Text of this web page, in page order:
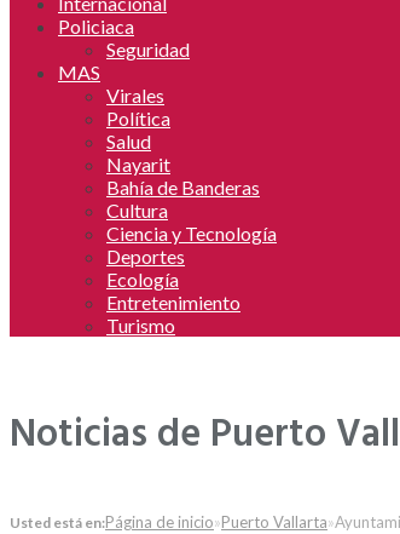
Policiaca
Seguridad
MAS
Virales
Política
Salud
Nayarit
Bahía de Banderas
Cultura
Ciencia y Tecnología
Deportes
Ecología
Entretenimiento
Turismo
Noticias de Puerto
Usted está en:Página de inicio»Puerto Vallarta»